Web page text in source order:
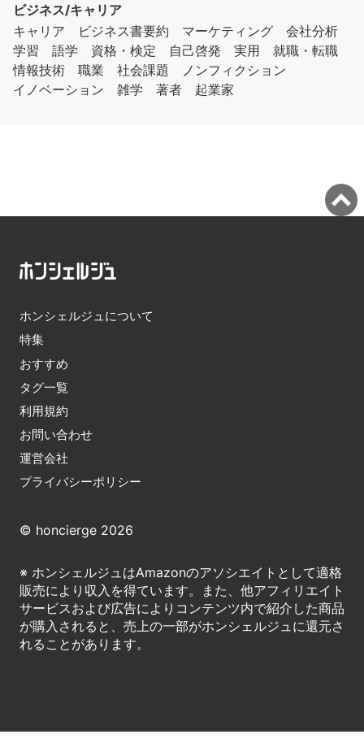
ビジネス/キャリア
キャリア
ビジネス書要約 マーケティング
会社分析
学習
語学 資格・検定 自己啓発 実用
就職・転職
情報技術
職業 社会課題
ノンフィクション
イノベーション
雑学 著者 起業家
ホンシェルジュについて
特集
おすすめ
タグ一覧
利用規約
お問い合わせ
運営会社
プライバシーポリシー
© honcierge 2026
※ ホンシェルジュはAmazonのアソシエイトとして適格
販売により収入を得ています。また、他アフィリエイト
サービスおよび広告によりコンテンツ内で紹介した商品
が購入されると、売上の一部がホンシェルジュに還元さ
れることがあります。